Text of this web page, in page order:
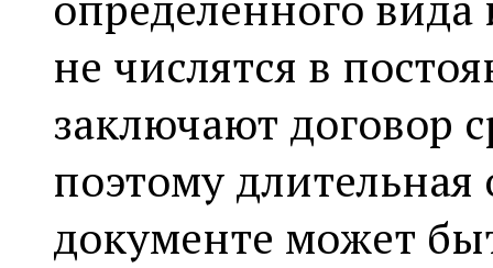
не числятся в
заключают договор
поэтому длительная
документе может